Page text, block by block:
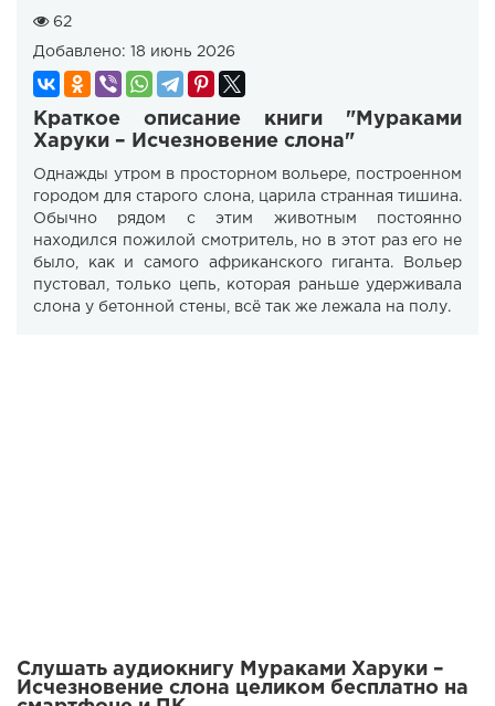
62
Добавлено: 18 июнь 2026
Краткое описание книги "Мураками
Харуки – Исчезновение слона"
Однажды утром в просторном вольере, построенном
городом для старого слона, царила странная тишина.
Обычно рядом с этим животным постоянно
находился пожилой смотритель, но в этот раз его не
было, как и самого африканского гиганта. Вольер
пустовал, только цепь, которая раньше удерживала
слона у бетонной стены, всё так же лежала на полу.
Слушать аудиокнигу Мураками Харуки –
Исчезновение слона целиком бесплатно на